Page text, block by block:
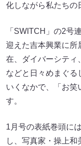
化しながら私たちの
「SWITCH」の2号
迎えた吉本興業に所
在、ダイバーシティ
などと日々めまぐる
いくなかで、「お笑
す。
1月号の表紙巻頭に
し、写真家・操上